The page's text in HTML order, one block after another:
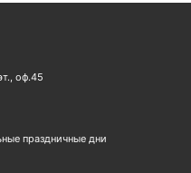
оф.45
праздничные дни